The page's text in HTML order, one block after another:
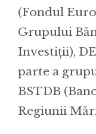
(Fondul
Grupului
Investiții),
parte a
BSTDB
Regiunii